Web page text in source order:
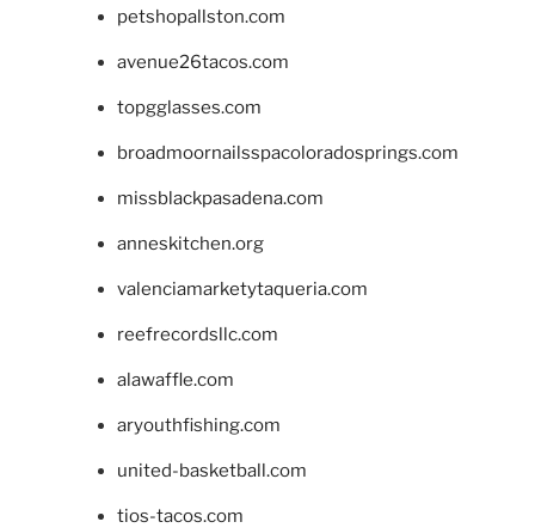
petshopallston.com
avenue26tacos.com
topgglasses.com
broadmoornailsspacoloradosprings.com
missblackpasadena.com
anneskitchen.org
valenciamarketytaqueria.com
reefrecordsllc.com
alawaffle.com
aryouthfishing.com
united-basketball.com
tios-tacos.com